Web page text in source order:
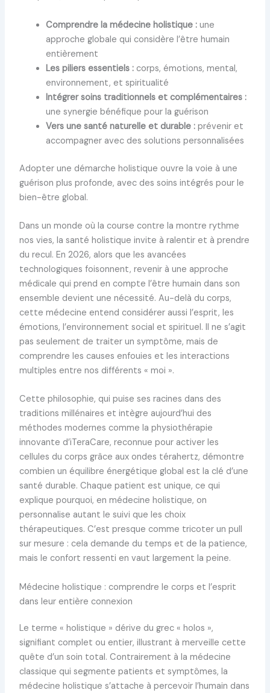
Comprendre la médecine holistique :une
approche globale qui considère l’être humain
entièrement
Les piliers essentiels :corps, émotions, mental,
environnement, et spiritualité
Intégrer soins traditionnels et complémentaires :
une synergie bénéfique pour la guérison
Vers une santé naturelle et durable :prévenir et
accompagner avec des solutions personnalisées
Adopter une démarche holistique ouvre la voie à une
guérison plus profonde, avec des soins intégrés pour le
bien-être global.
Dans un monde où la course contre la montre rythme
nos vies, la santé holistique invite à ralentir et à prendre
du recul. En 2026, alors que les avancées
technologiques foisonnent, revenir à une approche
médicale qui prend en compte l’être humain dans son
ensemble devient une nécessité. Au-delà du corps,
cette médecine entend considérer aussi l’esprit, les
émotions, l’environnement social et spirituel. Il ne s’agit
pas seulement de traiter un symptôme, mais de
comprendre les causes enfouies et les interactions
multiples entre nos différents « moi ».
Cette philosophie, qui puise ses racines dans des
traditions millénaires et intègre aujourd’hui des
méthodes modernes comme la physiothérapie
innovante d’iTeraCare, reconnue pour activer les
cellules du corps grâce aux ondes térahertz, démontre
combien un équilibre énergétique global est la clé d’une
santé durable. Chaque patient est unique, ce qui
explique pourquoi, en médecine holistique, on
personnalise autant le suivi que les choix
thérapeutiques. C’est presque comme tricoter un pull
sur mesure : cela demande du temps et de la patience,
mais le confort ressenti en vaut largement la peine.
Médecine holistique : comprendre le corps et l’esprit
dans leur entière connexion
Le terme « holistique » dérive du grec « holos »,
signifiant complet ou entier, illustrant à merveille cette
quête d’un soin total. Contrairement à la médecine
classique qui segmente patients et symptômes, la
médecine holistique s’attache à percevoir l’humain dans